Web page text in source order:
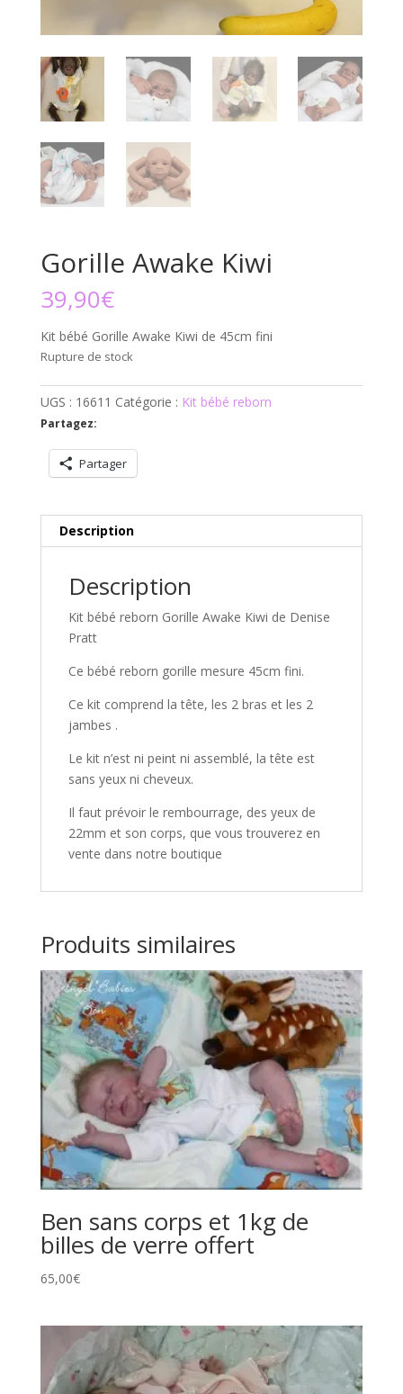
Gorille Awake Kiwi
39,90€
Kit bébé Gorille Awake Kiwi de 45cm fini
Rupture de stock
UGS : 16611 Catégorie : Kit bébé reborn
Partagez:
Partager
Description
Description
Kit bébé reborn Gorille Awake Kiwi de Denise
Pratt
Ce bébé reborn gorille mesure 45cm fini.
Ce kit comprend la tête, les 2 bras et les 2
jambes .
Le kit n’est ni peint ni assemblé, la tête est
sans yeux ni cheveux.
Il faut prévoir le rembourrage, des yeux de
22mm et son corps, que vous trouverez en
vente dans notre boutique
Produits similaires
Ben sans corps et 1kg de
billes de verre offert
65,00€